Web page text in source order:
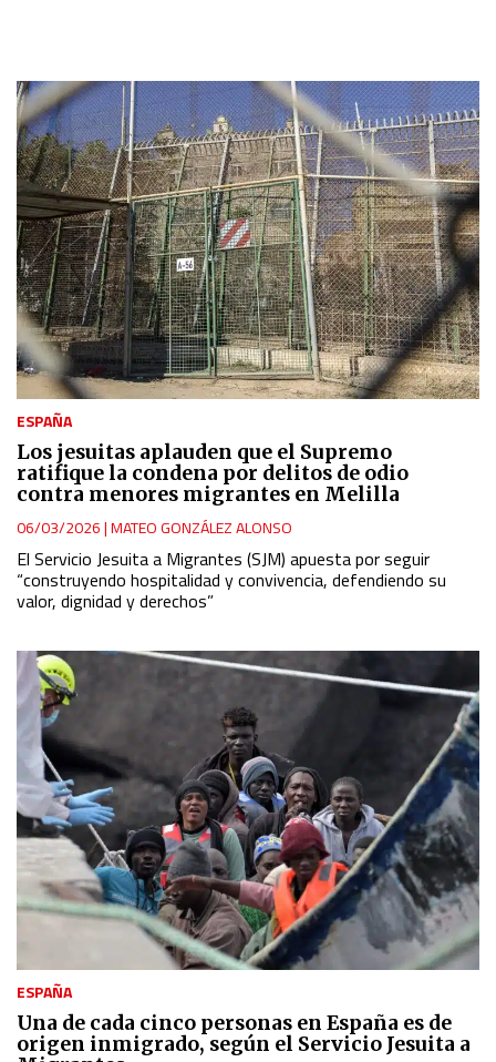
ESPAÑA
Los jesuitas aplauden que el Supremo
ratifique la condena por delitos de odio
contra menores migrantes en Melilla
06/03/2026|MATEO GONZÁLEZ ALONSO
El Servicio Jesuita a Migrantes (SJM) apuesta por seguir
“construyendo hospitalidad y convivencia, defendiendo su
valor, dignidad y derechos”
ESPAÑA
Una de cada cinco personas en España es de
origen inmigrado, según el Servicio Jesuita a